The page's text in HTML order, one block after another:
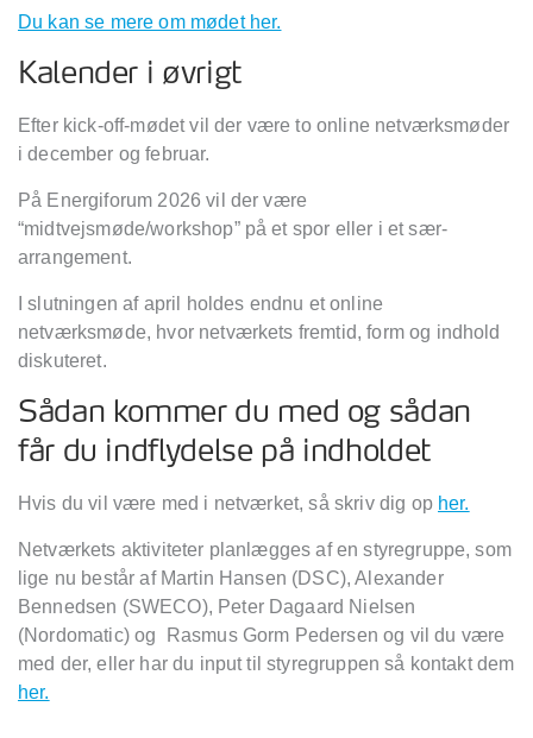
Du kan se mere om mødet her.
Kalender i øvrigt
Efter kick-off-mødet vil der være to online netværksmøder
i december og februar.
På Energiforum 2026 vil der være
“midtvejsmøde/workshop” på et spor eller i et sær-
arrangement.
I slutningen af april holdes endnu et online
netværksmøde, hvor netværkets fremtid, form og indhold
diskuteret.
Sådan kommer du med og sådan
får du indflydelse på indholdet
Hvis du vil være med i netværket, så skriv dig op her.
Netværkets aktiviteter planlægges af en styregruppe, som
lige nu består af Martin Hansen (DSC), Alexander
Bennedsen (SWECO), Peter Dagaard Nielsen
(Nordomatic) og Rasmus Gorm Pedersen og vil du være
med der, eller har du input til styregruppen så kontakt dem
her.